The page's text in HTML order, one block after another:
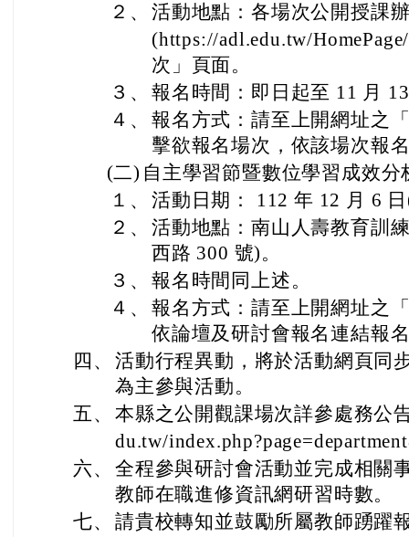
２、 活動地點：各場次公開授課
(https://adl.edu.tw/
次」頁面。
３、 報名時間：即日起至 11 月
４、 報名方式：請至上開網址之
擊欲報名場次，依該場次報
(二) 自主學習節暨數位學習成效分
１、 活動日期： 112 年 12 月 6
２、 活動地點：南山人壽教育訓
西路 300 號)。
３、 報名時間同上述。
４、 報名方式：請至上開網址之
依論壇及研討會報名連結報
四、 活動行程異動，將於活動網頁同
為主參與活動。
五、 本縣之公開觀課場次詳參處務公
du.tw/
六、 全程參與研討會活動並完成相關
教師在職進修資訊網研習時數。
七、 請貴校轉知並鼓勵所屬教師踴躍